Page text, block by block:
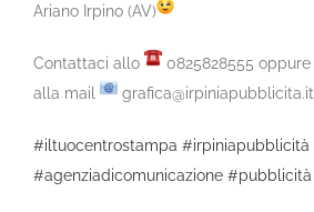
Ariano Irpino (AV)
Contattaci allo
0825828555 oppure
alla mail
grafica@irpiniapubblicita.it
#iltuocentrostampa #irpiniapubblicità
#agenziadicomunicazione #pubblicità